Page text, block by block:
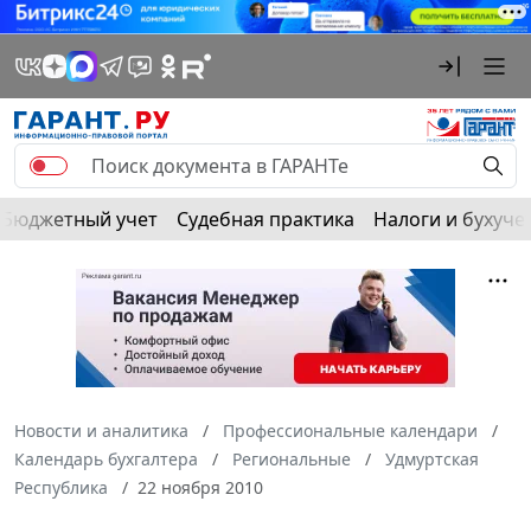
Бюджетный учет Судебная практика Налоги и
Новости и аналитика
Профессиональные календари
Календарь бухгалтера
Региональные
Удмуртская
Республика
22 ноября 2010